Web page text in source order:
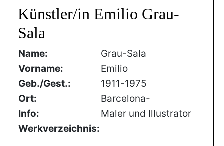
Künstler/in Emilio Grau-
Sala
Name:
Grau-Sala
Vorname:
Emilio
Geb./Gest.:
1911-1975
Ort:
Barcelona-
Info:
Maler und Illustrator
Werkverzeichnis: